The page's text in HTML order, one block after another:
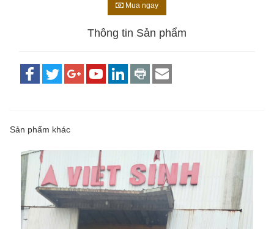
Mua ngay
Thông tin Sản phẩm
Sản phẩm khác